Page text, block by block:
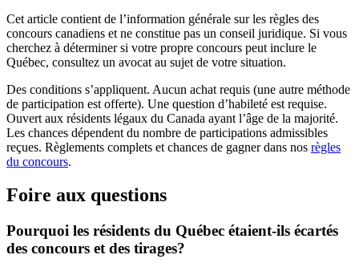
Cet article contient de l’information générale sur les règles des
concours canadiens et ne constitue pas un conseil juridique. Si vous
cherchez à déterminer si votre propre concours peut inclure le
Québec, consultez un avocat au sujet de votre situation.
Des conditions s’appliquent. Aucun achat requis (une autre méthode
de participation est offerte). Une question d’habileté est requise.
Ouvert aux résidents légaux du Canada ayant l’âge de la majorité.
Les chances dépendent du nombre de participations admissibles
reçues. Règlements complets et chances de gagner dans nos règles
du concours.
Foire aux questions
Pourquoi les résidents du Québec étaient-ils écartés
des concours et des tirages?